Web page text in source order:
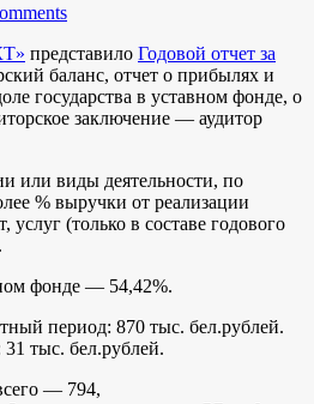
представило Годовой отчет за
баланс, отчет о прибылях и
государства в уставном фонде, о
заключение — аудитор
или виды деятельности, по
% выручки от реализации
услуг (только в составе годового
фонде — 54,42%.
период: 870 тыс. бел.рублей.
тыс. бел.рублей.
— 794,